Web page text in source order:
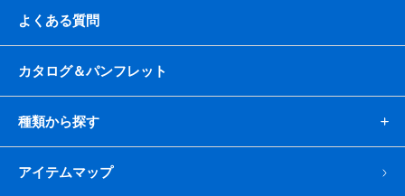
よくある質問
カタログ＆パンフレット
種類から探す
アイテムマップ